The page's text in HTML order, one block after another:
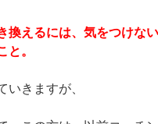
換えるには、気をつけな
と。
いきますが、